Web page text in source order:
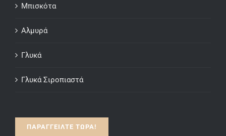
Μπισκότα
Αλμυρά
Γλυκά
Γλυκά Σιροπιαστά
ΠΑΡΑΓΓΕΙΛΤΕ ΤΩΡΑ!